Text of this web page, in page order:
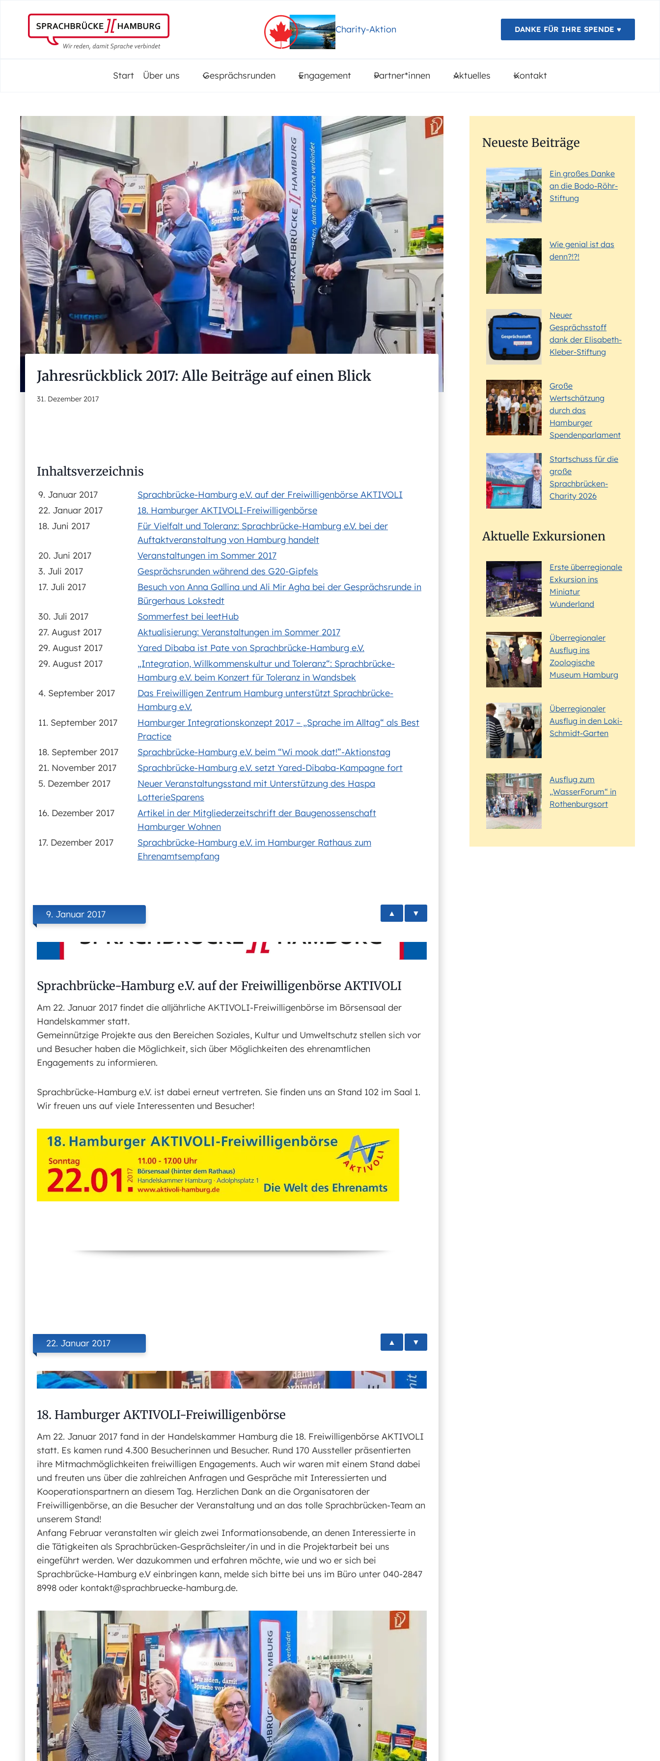
springen
Charity-Aktion DANKE FÜR IHRE SPENDE ♥️
Start Über uns Gesprächsrunden Engagement Partner*innen Aktuelles Kontakt
Jahresrückblick 2017: Alle Beiträge auf einen Blick
31. Dezember 2017
Inhaltsverzeichnis
9. Januar 2017
Sprachbrücke-Hamburg e.V. auf der Freiwilligenbörse AKTIVOLI
22. Januar 2017
18. Hamburger AKTIVOLI-Freiwilligenbörse
18. Juni 2017
Für Vielfalt und Toleranz: Sprachbrücke-Hamburg e.V. bei der
Auftaktveranstaltung von Hamburg handelt
20. Juni 2017
Veranstaltungen im Sommer 2017
3. Juli 2017
Gesprächsrunden während des G20-Gipfels
17. Juli 2017
Besuch von Anna Gallina und Ali Mir Agha bei der Gesprächsrunde in
Bürgerhaus Lokstedt
30. Juli 2017
Sommerfest bei leetHub
27. August 2017
Aktualisierung: Veranstaltungen im Sommer 2017
29. August 2017
Yared Dibaba ist Pate von Sprachbrücke-Hamburg e.V.
29. August 2017
„Integration, Willkommenskultur und Toleranz“: Sprachbrücke-
Hamburg e.V. beim Konzert für Toleranz in Wandsbek
4. September 2017
Das Freiwilligen Zentrum Hamburg unterstützt Sprachbrücke-
Hamburg e.V.
11. September 2017
Hamburger Integrationskonzept 2017 – „Sprache im Alltag“ als Best
Practice
18. September 2017
Sprachbrücke-Hamburg e.V. beim “Wi mook dat!”-Aktionstag
21. November 2017
Sprachbrücke-Hamburg e.V. setzt Yared-Dibaba-Kampagne fort
5. Dezember 2017
Neuer Veranstaltungsstand mit Unterstützung des Haspa
LotterieSparens
16. Dezember 2017
Artikel in der Mitgliederzeitschrift der Baugenossenschaft
Hamburger Wohnen
17. Dezember 2017
Sprachbrücke-Hamburg e.V. im Hamburger Rathaus zum
Ehrenamtsempfang
9. Januar 2017 ▲ ▼
Sprachbrücke-Hamburg e.V. auf der Freiwilligenbörse AKTIVOLI
Am 22. Januar 2017 findet die alljährliche AKTIVOLI-Freiwilligenbörse im Börsensaal der
Handelskammer statt.
Gemeinnützige Projekte aus den Bereichen Soziales, Kultur und Umweltschutz stellen sich vor
und Besucher haben die Möglichkeit, sich über Möglichkeiten des ehrenamtlichen
Engagements zu informieren.
Sprachbrücke-Hamburg e.V. ist dabei erneut vertreten. Sie finden uns an Stand 102 im Saal 1.
Wir freuen uns auf viele Interessenten und Besucher!
22. Januar 2017 ▲ ▼
18. Hamburger AKTIVOLI-Freiwilligenbörse
Am 22. Januar 2017 fand in der Handelskammer Hamburg die 18. Freiwilligenbörse AKTIVOLI
statt. Es kamen rund 4.300 Besucherinnen und Besucher. Rund 170 Aussteller präsentierten
ihre Mitmachmöglichkeiten freiwilligen Engagements. Auch wir waren mit einem Stand dabei
und freuten uns über die zahlreichen Anfragen und Gespräche mit Interessierten und
Kooperationspartnern an diesem Tag. Herzlichen Dank an die Organisatoren der
Freiwilligenbörse, an die Besucher der Veranstaltung und an das tolle Sprachbrücken-Team an
unserem Stand!
Anfang Februar veranstalten wir gleich zwei Informationsabende, an denen Interessierte in
die Tätigkeiten als Sprachbrücken-Gesprächsleiter/in und in die Projektarbeit bei uns
eingeführt werden. Wer dazukommen und erfahren möchte, wie und wo er sich bei
Sprachbrücke-Hamburg e.V einbringen kann, melde sich bitte bei uns im Büro unter 040-2847
8998 oder kontakt@sprachbruecke-hamburg.de.
Neueste Beiträge
Ein großes Danke
an die Bodo-Röhr-
Stiftung
Wie genial ist das
denn?!?!
Neuer
Gesprächsstoff
dank der Elisabeth-
Kleber-Stiftung
Große
Wertschätzung
durch das
Hamburger
Spendenparlament
Startschuss für die
große
Sprachbrücken-
Charity 2026
Aktuelle Exkursionen
Erste überregionale
Exkursion ins
Miniatur
Wunderland
Überregionaler
Ausflug ins
Zoologische
Museum Hamburg
Überregionaler
Ausflug in den Loki-
Schmidt-Garten
Ausflug zum
„WasserForum“ in
Rothenburgsort